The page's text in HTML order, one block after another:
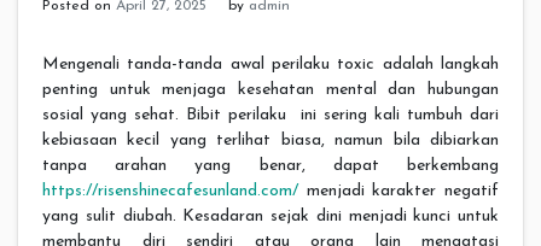
Posted on April 27, 2025 by admin
Mengenali tanda-tanda awal perilaku toxic adalah langkah
penting untuk menjaga kesehatan mental dan hubungan
sosial yang sehat. Bibit perilaku ini sering kali tumbuh dari
kebiasaan kecil yang terlihat biasa, namun bila dibiarkan
tanpa arahan yang benar, dapat berkembang
https://risenshinecafesunland.com/menjadi karakter negatif
yang sulit diubah. Kesadaran sejak dini menjadi kunci untuk
membantu diri sendiri atau orang lain mengatasi